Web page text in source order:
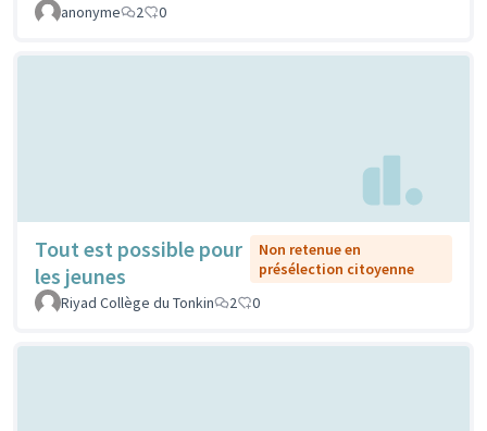
anonyme
2 0
Tout est possible pour
les jeunes
Non retenue en
présélection citoyenne
Riyad Collège du Tonkin
2 0